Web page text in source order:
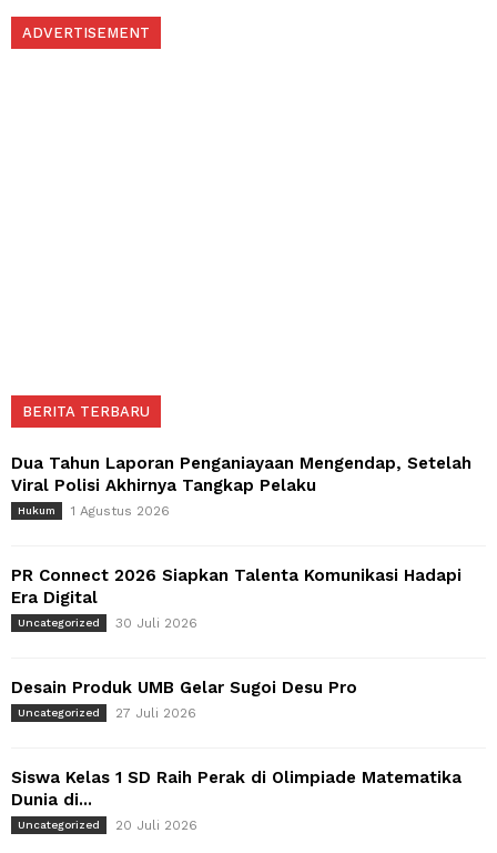
ADVERTISEMENT
BERITA TERBARU
Dua Tahun Laporan Penganiayaan Mengendap, Setelah
Viral Polisi Akhirnya Tangkap Pelaku
Hukum 1 Agustus 2026
PR Connect 2026 Siapkan Talenta Komunikasi Hadapi
Era Digital
Uncategorized 30 Juli 2026
Desain Produk UMB Gelar Sugoi Desu Pro
Uncategorized 27 Juli 2026
Siswa Kelas 1 SD Raih Perak di Olimpiade Matematika
Dunia di...
Uncategorized 20 Juli 2026